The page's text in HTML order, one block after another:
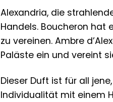
Alexandria, die
Handels. Boucheron hat
zu vereinen. Ambre
Paläste ein und vereint
Dieser Duft ist für all
Individualität mit einem